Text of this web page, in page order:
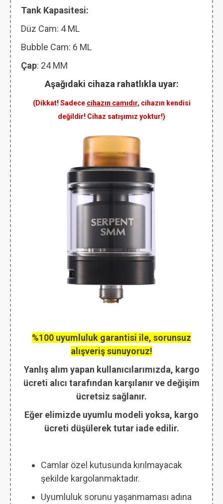
Tank Kapasitesi:
Düz Cam: 4 ML
Bubble Cam: 6 ML
Çap: 24 MM
Aşağıdaki cihaza rahatlıkla uyar:
(Dikkat! Sadece cihazın camıdır, cihazın kendisi
değildir! Cihaz satışımız yoktur!)
%100 uyumluluk garantisi ile, sorunsuz
alışveriş sunuyoruz!
Yanlış alım yapan kullanıcılarımızda, kargo
ücreti alıcı tarafından karşılanır ve değişim
ücretsiz sağlanır.
Eğer elimizde uyumlu modeli yoksa, kargo
ücreti düşülerek tutar iade edilir.
Camlar özel kutusunda kırılmayacak
şekilde kargolanmaktadır.
Uyumluluk sorunu yaşanmaması adına